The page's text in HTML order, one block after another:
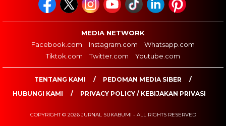
MEDIA NETWORK
Facebook.com
Instagram.com
Whatsapp.com
Tiktok.com
Twitter.com Youtube.com
TENTANG KAMI
PEDOMAN MEDIA SIBER
HUBUNGI KAMI
PRIVACY POLICY / KEBIJAKAN PRIVASI
COPYRIGHT © 2026 JURNAL SUKABUMI - ALL RIGHTS RESERVED